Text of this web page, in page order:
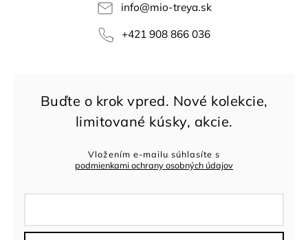
info@mio-treya.sk
+421 908 866 036
Vložením e-mailu súhlasíte s
podmienkami ochrany osobných údajov